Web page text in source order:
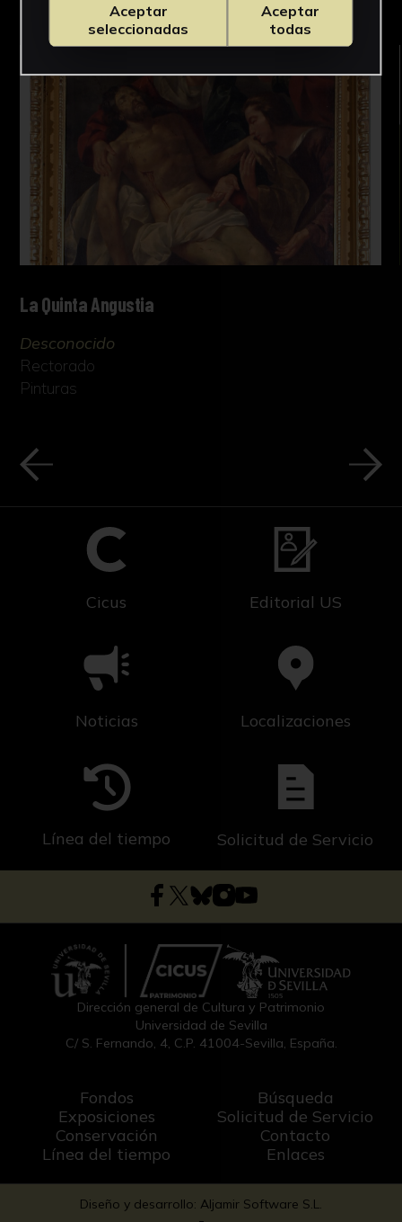
La Quinta Angustia
Desconocido
Rectorado
Pinturas
Cicus Editorial US
Noticias Localizaciones
Línea del tiempo Solicitud de Servicio
Dirección general de Cultura y Patrimonio
Universidad de Sevilla
C/ S. Fernando, 4, C.P. 41004-Sevilla, España.
Fondos
Exposiciones
Conservación
Línea del tiempo
Búsqueda
Solicitud de Servicio
Contacto
Enlaces
Diseño y desarrollo: Aljamir Software S.L.
Aceptar
seleccionadas
Aceptar
todas